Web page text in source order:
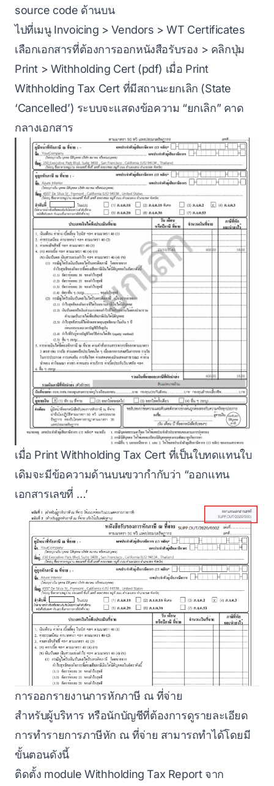
source code ด้านบน
ไปที่เมนู Invoicing > Vendors > WT Certificates
เลือกเอกสารที่ต้องการออกหนังสือรับรอง > คลิกปุ่ม
Print > Withholding Cert (pdf) เมื่อ Print
Withholding Tax Cert ที่มีสถานะยกเลิก (State
‘Cancelled’) ระบบจะแสดงข้อความ “ยกเลิก” คาด
กลางเอกสาร
เมื่อ Print Withholding Tax Cert ที่เป็นใบทดแทนใบ
เดิมจะมีข้อความด้านบนขวากำกับว่า “ออกแทน
เอกสารเลขที่ …’
การออกรายงานการหักภาษี ณ ที่จ่าย
สำหรับผู้บริหาร หรือนักบัญชีที่ต้องการดูรายละเอียด
การทำรายการภาษีหัก ณ ที่จ่าย สามารถทำได้โดยมี
ขั้นตอนดังนี้
ติดตั้ง module Withholding Tax Report จาก